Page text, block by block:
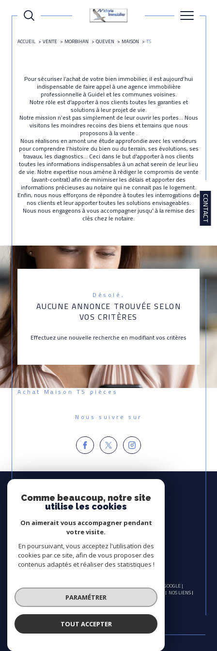
CONTACT
ACCUEIL VENTE MORBIHAN QUEVEN MAISON T5
Pour sécuriser l’achat de votre bien immobilier, il est aujourd’hui
indispensable de faire appel à une agence immobilière
professionnelle à Guidel et les communes voisines.
Notre rôle est d'apporter à nos clients toutes les garanties et
solutions à leur projet de vie.
Notre mission n’est pas simplement de leur ouvrir les portes… Nous
visitons les moindres recoins des biens et terrains que nous
proposons à la vente .
Nous réalisons en amont une étude approfondie avec les vendeurs
pour comprendre l’histoire du bien ou du terrain, ses évolutions, ses
travaux, les diagnostics… Ceci dans le but d'apporter à nos clients
toutes les informations indispensables à un achat serein de leur lieu
de vie. Notre expertise nous amène à rédiger le compromis de vente
(avant-contrat) afin de minimiser les délais et apporter des
informations précieuses au notaire qui ne connait pas le logement.
Enfin, nous nous efforçons de répondre à toutes les interrogations de
nos clients et leur apporter toutes les solutions envisageables.
Nous nous engageons à vous accompagner jusqu' à la remise des
clés chez le notaire.
Désolé,
AUCUNE ANNONCE TROUVÉE SELON
VOS CRITÈRES
Effectuez une nouvelle recherche en modifiant vos critères
Achat Maison T5 pièces
Nous suivre sur
Espace
PROPRIÉTAIRE
Se connecter
Avis
CLIENTS
© 2026 | TOUS DROITS RÉSERVÉS | TRADUCTION POWERED BY GOOGLE |
PLAN DU SITE ADMIN NOS LIENS
POLITIQUE RGPD
Comme beaucoup, notre site
utilise les cookies
On aimerait vous accompagner pendant
votre visite.
En poursuivant, vous acceptez l'utilisation des
cookies par ce site, afin de vous proposer des
contenus adaptés et réaliser des statistiques !
PARAMÉTRER
TOUT ACCEPTER